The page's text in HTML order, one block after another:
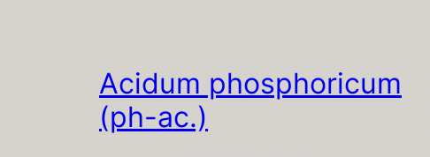
Acidum phosphoricum
(ph-ac.)